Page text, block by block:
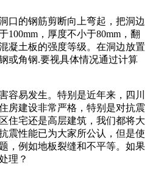
口的钢筋剪断向上弯起，把洞边
100mm，厚度不小于80mm，翻
凝土板的强度等级。在洞边放置
或角钢.要视具体情况通过计算
容易发生。特别是近年来，四川
房建设非常严格，特别是对抗震
住宅还是高层建筑，我们都将大
震性能已为大家所公认，但是使
，例如地板裂缝和不平等。如果
理？